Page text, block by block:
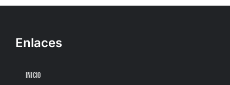
Enlaces
INICIO